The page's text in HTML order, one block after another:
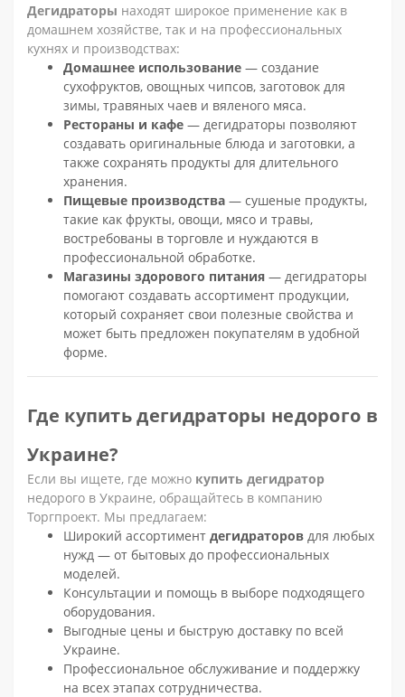
Дегидраторы находят широкое применение как в
домашнем хозяйстве, так и на профессиональных
кухнях и производствах:
Домашнее использование — создание
сухофруктов, овощных чипсов, заготовок для
зимы, травяных чаев и вяленого мяса.
Рестораны и кафе — дегидраторы позволяют
создавать оригинальные блюда и заготовки, а
также сохранять продукты для длительного
хранения.
Пищевые производства — сушеные продукты,
такие как фрукты, овощи, мясо и травы,
востребованы в торговле и нуждаются в
профессиональной обработке.
Магазины здорового питания — дегидраторы
помогают создавать ассортимент продукции,
который сохраняет свои полезные свойства и
может быть предложен покупателям в удобной
форме.
Где купить дегидраторы недорого в
Украине?
Если вы ищете, где можно купить дегидратор
недорого в Украине, обращайтесь в компанию
Торгпроект. Мы предлагаем:
Широкий ассортимент дегидраторов для любых
нужд — от бытовых до профессиональных
моделей.
Консультации и помощь в выборе подходящего
оборудования.
Выгодные цены и быструю доставку по всей
Украине.
Профессиональное обслуживание и поддержку
на всех этапах сотрудничества.